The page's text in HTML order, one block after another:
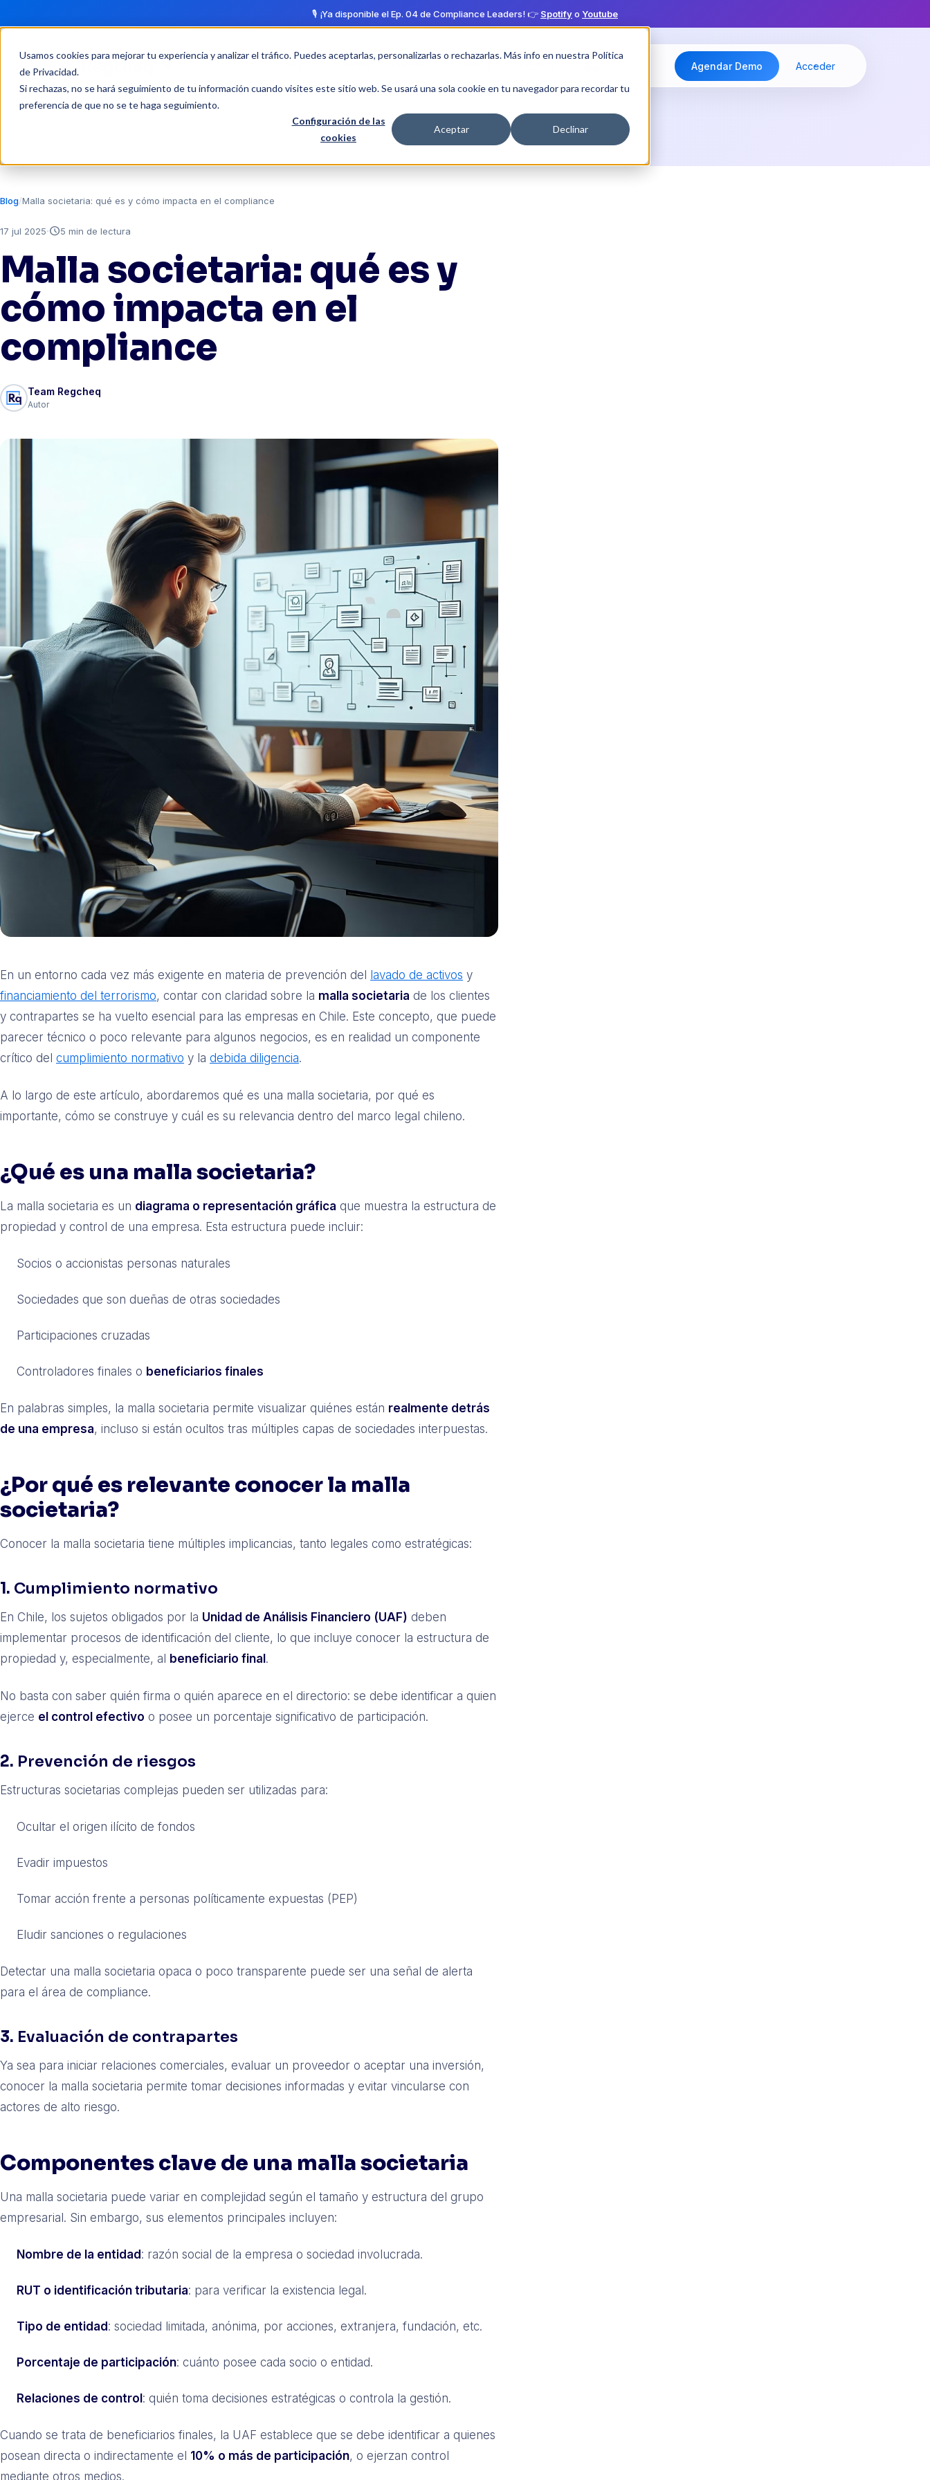
Usamos cookies para mejorar tu experiencia y analizar el tráfico. Puedes aceptarlas, personalizarlas o rechazarlas. Más info en nuestra Política
de Privacidad.
Si rechazas, no se hará seguimiento de tu información cuando visites este sitio web. Se usará una sola cookie en tu navegador para recordar tu
preferencia de que no se te haga seguimiento.
Configuración de las
cookies
Aceptar Declinar
🎙️ ¡Ya disponible el Ep. 04 de Compliance Leaders! 👉 Spotifyo Youtube
Agendar Demo Acceder
Blog Malla societaria: qué es y cómo impacta en el compliance
17 jul 2025·schedule5 min de lectura
Malla societaria: qué es y
cómo impacta en el
compliance
Team Regcheq
Autor
En un entorno cada vez más exigente en materia de prevención del lavado de activos y
financiamiento del terrorismo, contar con claridad sobre la malla societaria de los clientes
y contrapartes se ha vuelto esencial para las empresas en Chile. Este concepto, que puede
parecer técnico o poco relevante para algunos negocios, es en realidad un componente
crítico del cumplimiento normativo y la debida diligencia.
A lo largo de este artículo, abordaremos qué es una malla societaria, por qué es
importante, cómo se construye y cuál es su relevancia dentro del marco legal chileno.
¿Qué es una malla societaria?
La malla societaria es un diagrama o representación gráfica que muestra la estructura de
propiedad y control de una empresa. Esta estructura puede incluir:
Socios o accionistas personas naturales
Sociedades que son dueñas de otras sociedades
Participaciones cruzadas
Controladores finales o beneficiarios finales
En palabras simples, la malla societaria permite visualizar quiénes están realmente detrás
de una empresa, incluso si están ocultos tras múltiples capas de sociedades interpuestas.
¿Por qué es relevante conocer la malla
societaria?
Conocer la malla societaria tiene múltiples implicancias, tanto legales como estratégicas:
1. Cumplimiento normativo
En Chile, los sujetos obligados por la Unidad de Análisis Financiero (UAF) deben
implementar procesos de identificación del cliente, lo que incluye conocer la estructura de
propiedad y, especialmente, al
beneficiario final .
No basta con saber quién firma o quién aparece en el directorio: se debe identificar a quien
ejerce el control efectivo o posee un porcentaje significativo de participación.
2. Prevención de riesgos
Estructuras societarias complejas pueden ser utilizadas para:
Ocultar el origen ilícito de fondos
Evadir impuestos
Tomar acción frente a personas políticamente expuestas (PEP)
Eludir sanciones o regulaciones
Detectar una malla societaria opaca o poco transparente puede ser una señal de alerta
para el área de compliance.
3. Evaluación de contrapartes
Ya sea para iniciar relaciones comerciales, evaluar un proveedor o aceptar una inversión,
conocer la malla societaria permite tomar decisiones informadas y evitar vincularse con
actores de alto riesgo.
Componentes clave de una malla societaria
Una malla societaria puede variar en complejidad según el tamaño y estructura del grupo
empresarial. Sin embargo, sus elementos principales incluyen:
Nombre de la entidad : razón social de la empresa o sociedad involucrada.
RUT o identificación tributaria: para verificar la existencia legal.
Tipo de entidad : sociedad limitada, anónima, por acciones, extranjera, fundación, etc.
Porcentaje de participación: cuánto posee cada socio o entidad.
Relaciones de control : quién toma decisiones estratégicas o controla la gestión.
Cuando se trata de beneficiarios finales, la UAF establece que se debe identificar a quienes
posean directa o indirectamente el 10% o más de participación, o ejerzan control
mediante otros medios.